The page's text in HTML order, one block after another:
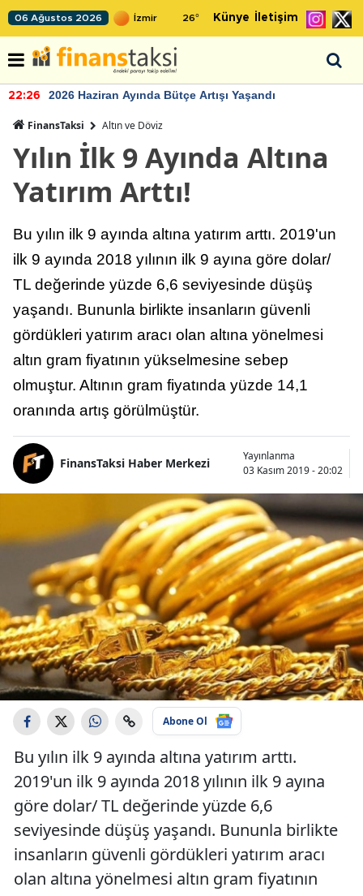
06 Ağustos 2026 26° Künye İletişim
22:26 2026 Haziran Ayında Bütçe Artışı Yaşandı
FinansTaksi Altın ve Döviz
Yılın İlk 9 Ayında Altına
Yatırım Arttı!
Bu yılın ilk 9 ayında altına yatırım arttı. 2019'un
ilk 9 ayında 2018 yılının ilk 9 ayına göre dolar/
TL değerinde yüzde 6,6 seviyesinde düşüş
yaşandı. Bununla birlikte insanların güvenli
gördükleri yatırım aracı olan altına yönelmesi
altın gram fiyatının yükselmesine sebep
olmuştur. Altının gram fiyatında yüzde 14,1
oranında artış görülmüştür.
FinansTaksi Haber Merkezi
Yayınlanma
03 Kasım 2019 - 20:02
Abone Ol
Bu yılın ilk 9 ayında altına yatırım arttı.
2019'un ilk 9 ayında 2018 yılının ilk 9 ayına
göre dolar/ TL değerinde yüzde 6,6
seviyesinde düşüş yaşandı. Bununla birlikte
insanların güvenli gördükleri yatırım aracı
olan altına yönelmesi altın gram fiyatının